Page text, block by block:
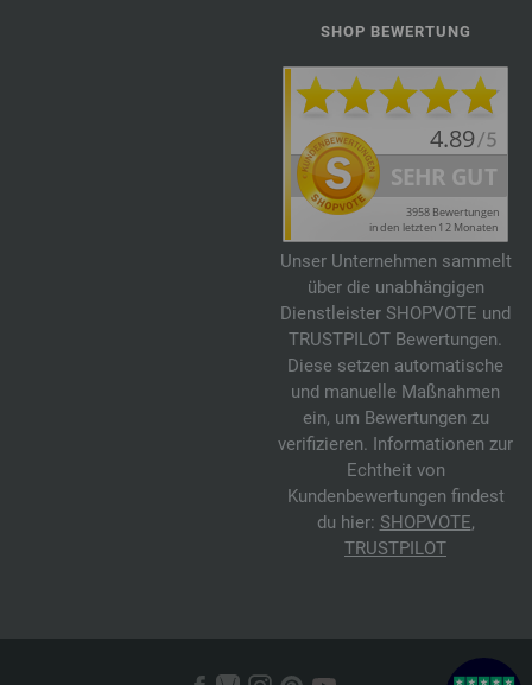
SHOP BEWERTUNG
Unser Unternehmen sammelt
über die unabhängigen
Dienstleister SHOPVOTE und
TRUSTPILOT Bewertungen.
Diese setzen automatische
und manuelle Maßnahmen
ein, um Bewertungen zu
verifizieren. Informationen zur
Echtheit von
Kundenbewertungen findest
du hier: SHOPVOTE,
TRUSTPILOT